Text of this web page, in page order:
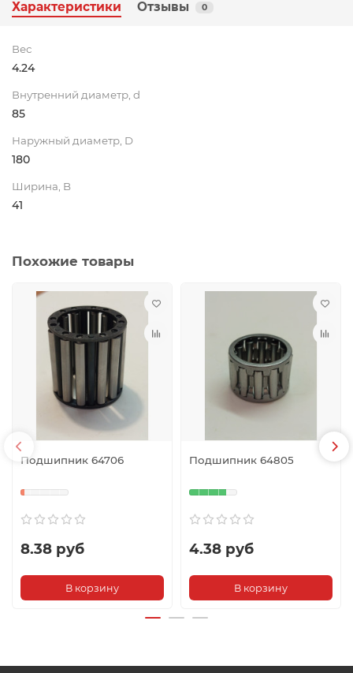
Характеристики Отзывы 0
Вес
4.24
Внутренний диаметр, d
85
Наружный диаметр, D
180
Ширина, B
41
Похожие товары
Подшипник 64706
8.38 руб
В корзину
Подшипник 64805
4.38 руб
В корзину